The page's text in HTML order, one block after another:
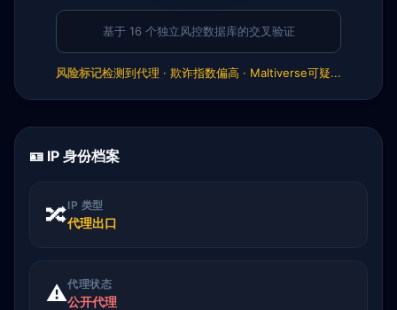
基于 16 个独立风控数据库的交叉验证
风险标记检测到代理 · 欺诈指数偏高 · Maltiverse可疑...
🪪 IP 身份档案
🔀IP 类型
代理出口
⚠️代理状态
公开代理